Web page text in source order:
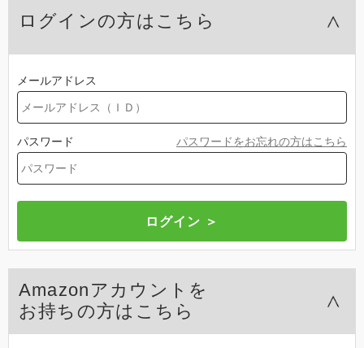
ログインの方はこちら
メールアドレス
パスワード パスワードをお忘れの方はこちら
Amazonアカウントを
お持ちの方はこちら